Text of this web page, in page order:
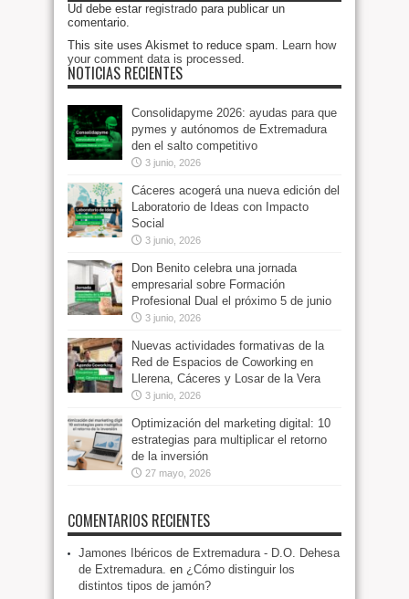
Ud debe estar registrado para publicar un
comentario.
This site uses Akismet to reduce spam. Learn how
your comment data is processed.
NOTICIAS RECIENTES
Consolidapyme 2026: ayudas para que
pymes y autónomos de Extremadura
den el salto competitivo
3 junio, 2026
Cáceres acogerá una nueva edición del
Laboratorio de Ideas con Impacto
Social
3 junio, 2026
Don Benito celebra una jornada
empresarial sobre Formación
Profesional Dual el próximo 5 de junio
3 junio, 2026
Nuevas actividades formativas de la
Red de Espacios de Coworking en
Llerena, Cáceres y Losar de la Vera
3 junio, 2026
Optimización del marketing digital: 10
estrategias para multiplicar el retorno
de la inversión
27 mayo, 2026
COMENTARIOS RECIENTES
Jamones Ibéricos de Extremadura - D.O. Dehesa
de Extremadura. en ¿Cómo distinguir los
distintos tipos de jamón?